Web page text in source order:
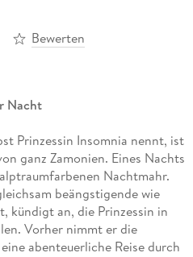
Bewerten
Nacht
Prinzessin Insomnia nennt, ist
ganz Zamonien. Eines Nachts
Nachtmahr.
beängstigende wie
kündigt an, die Prinzessin in
Vorher nimmt er die
abenteuerliche Reise durch